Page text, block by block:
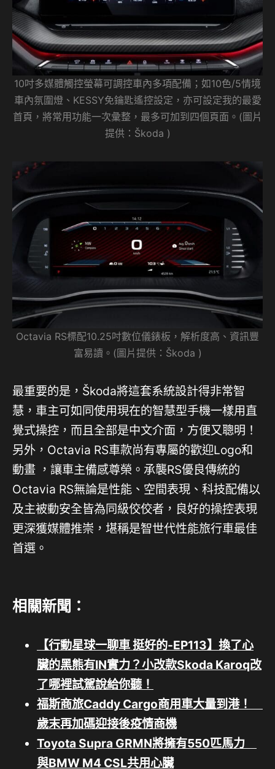
10吋多媒體觸控螢幕可調控車內多項配備；如10色/5情境
車內氛圍燈、KESSY免鑰匙遙控設定，亦可設定我的最愛
首頁，將常用功能一次彙整，最多可加到四個頁面。(圖片
提供：Škoda )
Octavia RS標配10.25吋數位儀錶板，解析度高、資訊豐
富易讀。(圖片提供：Škoda )
最重要的是，Škoda將這套系統設計得非常智
慧，車主可如同使用現在的智慧型手機一樣用直
覺式操控，而且全部是中文介面，方便又聰明！
另外，Octavia RS車款尚有專屬的歡迎Logo和
動畫 ，讓車主備感尊榮。承襲RS優良傳統的
Octavia RS無論是性能、空間表現、科技配備以
及主被動安全皆為同級佼佼者，良好的操控表現
更深獲媒體推崇，堪稱是智世代性能旅行車最佳
首選。
相關新聞：
【行動星球⼀聊車 挺好的-EP113】換了心
臟的黑熊有IN實力？小改款Skoda Karoq改
了哪裡試駕說給你聽！
福斯商旅Caddy Cargo商用車大量到港！
歲末再加碼迎接後疫情商機
Toyota Supra GRMN將擁有550匹馬力
與BMW M4 CSL共用心臟